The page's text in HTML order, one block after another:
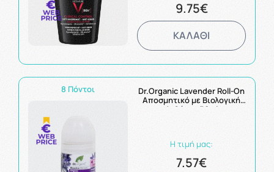
9.75€
ΚΑΛΑΘΙ
8 Πόντοι
Dr.Organic Lavender Roll-On
Αποσμητικό με Βιολογική
Λεβάντα 50ml
Η τιμή μας:
7.57€